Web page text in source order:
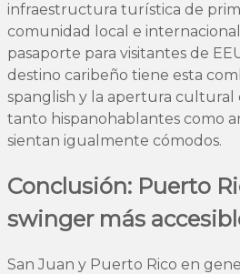
infraestructura turística de
comunidad local e
pasaporte para visitantes de
destino caribeño tiene esta
spanglish y la apertura cultural
tanto hispanohablantes como
sientan igualmente cómodos.
Conclusión: Puerto
swinger más
San Juan y Puerto Rico en